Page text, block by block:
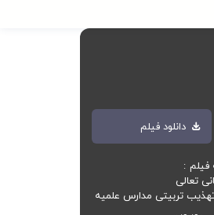
دانلود فیلم
تعالی
تهذیب تربیتی مدارس علمیه